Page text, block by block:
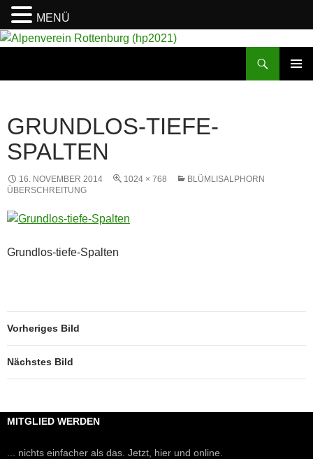
GRUNDLOS-TIEFE-
SPALTEN
16. NOVEMBER 2014 1024 × 768
BLÜMLISALPHORN
ÜBERSCHREITUNG
Grundlos-tiefe-Spalten
Vorheriges Bild
Nächstes Bild
MITGLIED WERDEN
... nichts einfacher als das. Jetzt, hier und online.
MENÜ